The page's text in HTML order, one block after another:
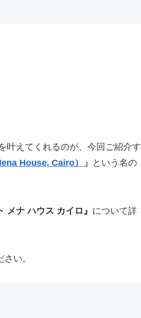
叶えてくれるのが、今回ご紹介す
House, Cairo） 」
という名の
メナ ハウス カイロ』 について詳
い。